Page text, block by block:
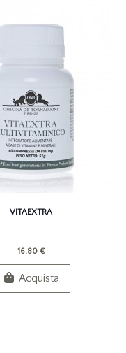
VITAEXTRA
16,80 €
Acquista